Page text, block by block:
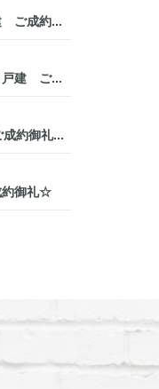
ご成約...
戸建 ご...
約御礼...
御礼☆